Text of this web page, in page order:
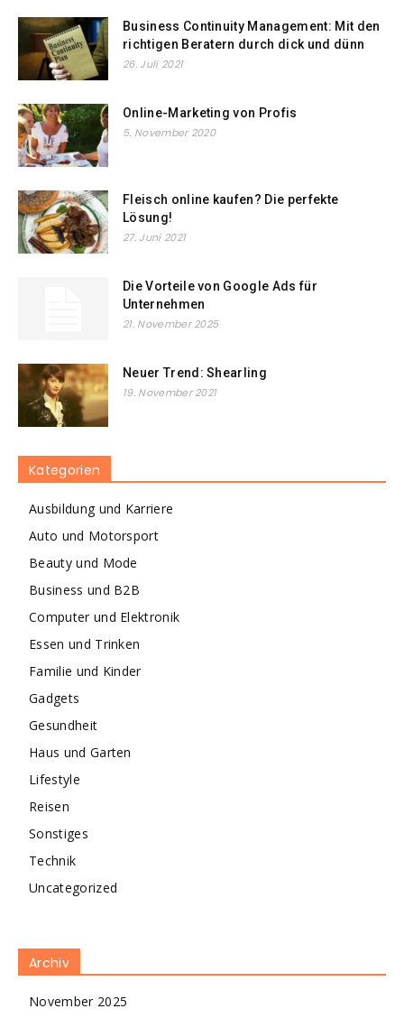
Business Continuity Management: Mit den
richtigen Beratern durch dick und dünn
26. Juli 2021
Online-Marketing von Profis
5. November 2020
Fleisch online kaufen? Die perfekte
Lösung!
27. Juni 2021
Die Vorteile von Google Ads für
Unternehmen
21. November 2025
Neuer Trend: Shearling
19. November 2021
Kategorien
Ausbildung und Karriere
Auto und Motorsport
Beauty und Mode
Business und B2B
Computer und Elektronik
Essen und Trinken
Familie und Kinder
Gadgets
Gesundheit
Haus und Garten
Lifestyle
Reisen
Sonstiges
Technik
Uncategorized
Archiv
November 2025